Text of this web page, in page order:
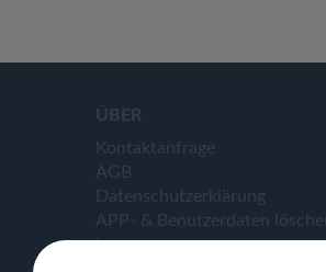
ÜBER
Kontaktanfrage
AGB
Datenschutzerklärung
APP- & Benutzerdaten löschen
Impressum